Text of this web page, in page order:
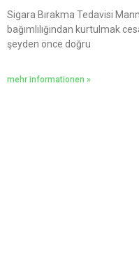
Sigara Bırakma Tedavisi
bağımlılığından kurtulmak
şeyden önce doğru
mehr informationen »